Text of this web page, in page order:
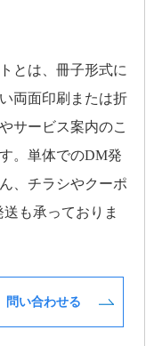
とは、冊子形式に
両面印刷または折
サービス案内のこ
。単体でのDM発
、チラシやクーポ
も承っておりま
問い合わせる